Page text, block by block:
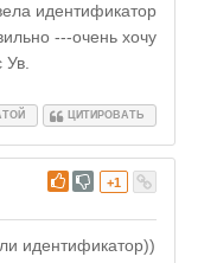
идентификатор
---очень хочу
Ув.
ЦИТИРОВАТЬ
# +1
идентификатор))